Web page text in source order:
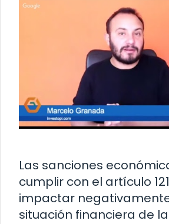
Las sanciones
cumplir con el artículo
impactar
situación financiera de